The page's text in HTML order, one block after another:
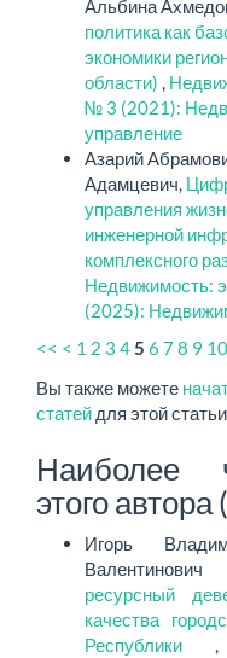
Альбина
политика как
экономики
области) ,
№ 3 (2021):
управление
Азарий
Адамцевич,
управления
инженерной
комплексного
Недвижимость:
(2025):
<< < 1 2 3 4 5 6 78 9 10
Вы также можете
статей для этой
Наиболее
этого автора
Игорь
ресурсный
качества
Республики